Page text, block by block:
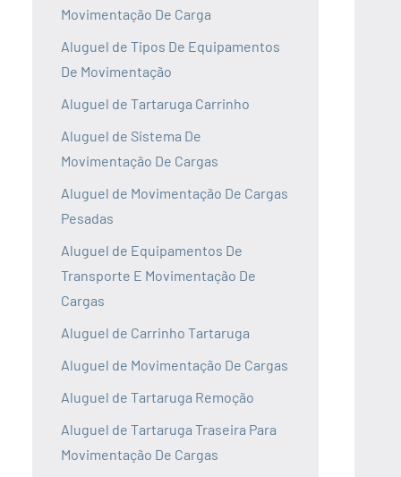
Movimentação De Carga
Aluguel de Tipos De Equipamentos
De Movimentação
Aluguel de Tartaruga Carrinho
Aluguel de Sistema De
Movimentação De Cargas
Aluguel de Movimentação De Cargas
Pesadas
Aluguel de Equipamentos De
Transporte E Movimentação De
Cargas
Aluguel de Carrinho Tartaruga
Aluguel de Movimentação De Cargas
Aluguel de Tartaruga Remoção
Aluguel de Tartaruga Traseira Para
Movimentação De Cargas